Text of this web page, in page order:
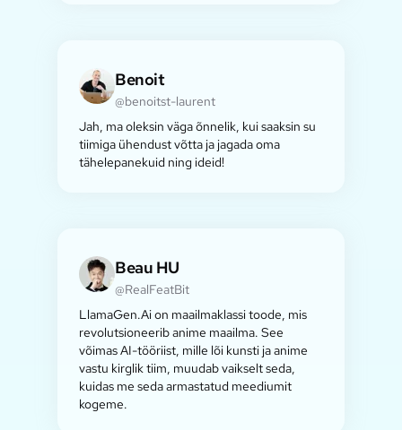
Benoit
@benoitst-laurent
Jah, ma oleksin väga õnnelik, kui saaksin su
tiimiga ühendust võtta ja jagada oma
tähelepanekuid ning ideid!
Beau HU
@RealFeatBit
LlamaGen.Ai on maailmaklassi toode, mis
revolutsioneerib anime maailma. See
võimas AI-tööriist, mille lõi kunsti ja anime
vastu kirglik tiim, muudab vaikselt seda,
kuidas me seda armastatud meediumit
kogeme.